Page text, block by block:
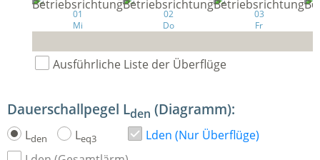
01
Mi
02
Do
03
Fr
Ausführliche Liste der Überflüge
Dauerschallpegel Lden (Diagramm):
Lden Leq3
Lden (Nur Überflüge)